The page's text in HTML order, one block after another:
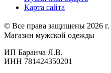
Карта сайта
© Все права защищены 2026 г.
Магазин мужской одежды
ИП Баранча Л.В.
ИНН 781424350201